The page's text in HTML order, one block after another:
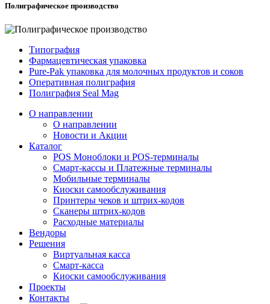
Полиграфическое производство
Типография
Фармацевтическая упаковка
Pure-Pak упаковка для молочных продуктов и соков
Оперативная полиграфия
Полиграфия Seal Mag
О направлении
О направлении
Новости и Акции
Каталог
POS Моноблоки и POS-терминалы
Смарт-кассы и Платежные терминалы
Мобильные терминалы
Киоски самообслуживания
Принтеры чеков и штрих-кодов
Cканеры штрих-кодов
Расходные материалы
Вендоры
Решения
Виртуальная касса
Смарт-касса
Киоски самообслуживания
Проекты
Контакты